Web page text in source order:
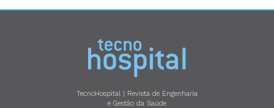
TecnoHospital | Revista de Engenharia
e Gestão da Saúde